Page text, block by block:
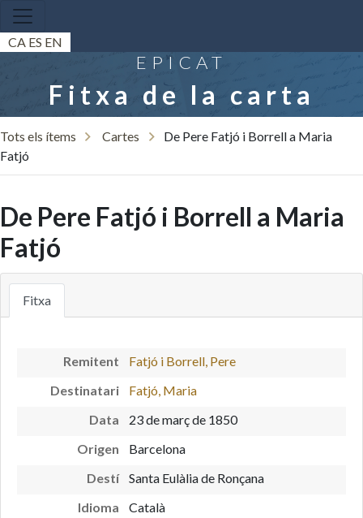
CA ES EN
EPICAT
Fitxa de la carta
Tots els ítems Cartes
De Pere Fatjó i Borrell a Maria
Fatjó
De Pere Fatjó i Borrell a Maria
Fatjó
Fitxa
Remitent
Fatjó i Borrell, Pere
Destinatari
Fatjó, Maria
Data
23 de març de 1850
Origen
Barcelona
Destí
Santa Eulàlia de Ronçana
Idioma
Català